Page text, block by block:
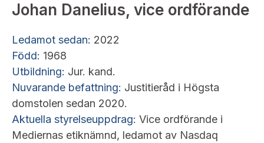
Johan Danelius, vice ordförande
Ledamot sedan: 2022
Född: 1968
Utbildning: Jur. kand.
Nuvarande befattning: Justitieråd i Högsta
domstolen sedan 2020.
Aktuella styrelseuppdrag: Vice ordförande i
Mediernas etiknämnd, ledamot av Nasdaq